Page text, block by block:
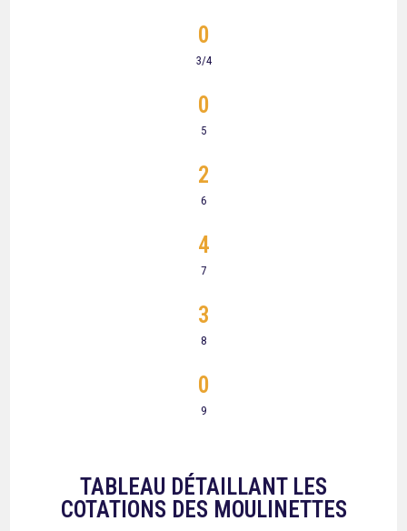
3/4
0
5
0
6
2
7
4
8
3
9
0
TABLEAU DÉTAILLANT LES
COTATIONS DES MOULINETTES